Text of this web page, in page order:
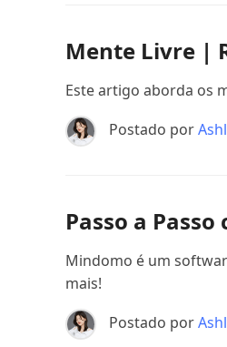
Mente Livre |
Este artigo aborda os
Postado por
Passo a
Mindomo é um
mais!
Postado por